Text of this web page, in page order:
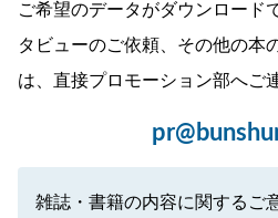
ご希望のデータがダウンロード
タビューのご依頼、その他の本
は、直接プロモーション部へご
雑誌・書籍の内容に関するご